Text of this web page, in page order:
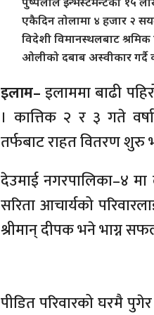
एकैदिन तोलामा ४ हजार २
विदेशी विमानस्थलबाट श्रमिक
ओलीको दबाब अस्वीकार गर्दै
इलाम–इलाममा बाढी
। कात्तिक २ र ३ गते
तर्फबाट राहत वितरण शुरु
देउमाई नगरपालिका–४
सरिता आचार्यको
श्रीमान् दीपक भने भाग्न
पीडित परिवारको घरमै